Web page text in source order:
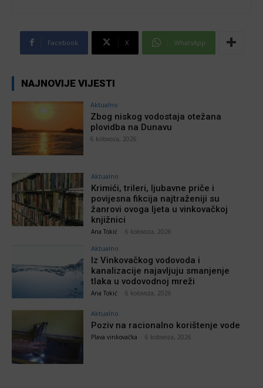
Facebook X WhatsApp
NAJNOVIJE VIJESTI
Aktualno
Zbog niskog vodostaja otežana
plovidba na Dunavu
6 kolovoza, 2026
Aktualno
Krimići, trileri, ljubavne priče i
povijesna fikcija najtraženiji su
žanrovi ovoga ljeta u vinkovačkoj
knjižnici
Ana Tokić 6 kolovoza, 2026
Aktualno
Iz Vinkovačkog vodovoda i
kanalizacije najavljuju smanjenje
tlaka u vodovodnoj mreži
Ana Tokić 6 kolovoza, 2026
Aktualno
Poziv na racionalno korištenje vode
Plava vinkovačka 6 kolovoza, 2026